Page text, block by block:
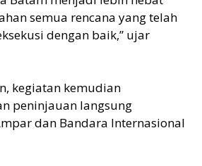
semua rencana yang telah
dengan baik,” ujar
kegiatan kemudian
peninjauan langsung
dan Bandara Internasional